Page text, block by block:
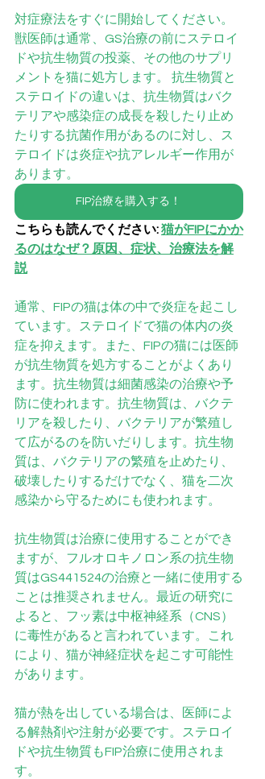
対症療法をすぐに開始してください。
獣医師は通常、GS治療の前にステロイ
ドや抗生物質の投薬、その他のサプリ
メントを猫に処方します。 抗生物質と
ステロイドの違いは、抗生物質はバク
テリアや感染症の成長を殺したり止め
たりする抗菌作用があるのに対し、ス
テロイドは炎症や抗アレルギー作用が
あります。
FIP治療を購入する！
こちらも読んでください: 猫がFIPにかか
るのはなぜ？原因、症状、治療法を解
説
通常、FIPの猫は体の中で炎症を起こし
ています。ステロイドで猫の体内の炎
症を抑えます。また、FIPの猫には医師
が抗生物質を処方することがよくあり
ます。抗生物質は細菌感染の治療や予
防に使われます。抗生物質は、バクテ
リアを殺したり、バクテリアが繁殖し
て広がるのを防いだりします。抗生物
質は、バクテリアの繁殖を止めたり、
破壊したりするだけでなく、猫を二次
感染から守るためにも使われます。
抗生物質は治療に使用することができ
ますが、フルオロキノロン系の抗生物
質はGS441524の治療と一緒に使用する
ことは推奨されません。最近の研究に
よると、フッ素は中枢神経系（CNS）
に毒性があると言われています。これ
により、猫が神経症状を起こす可能性
があります。
猫が熱を出している場合は、医師によ
る解熱剤や注射が必要です。ステロイ
ドや抗生物質もFIP治療に使用されま
す。